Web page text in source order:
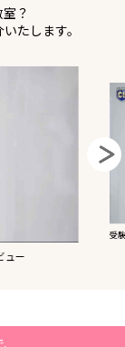
？
たします。
ュー
受